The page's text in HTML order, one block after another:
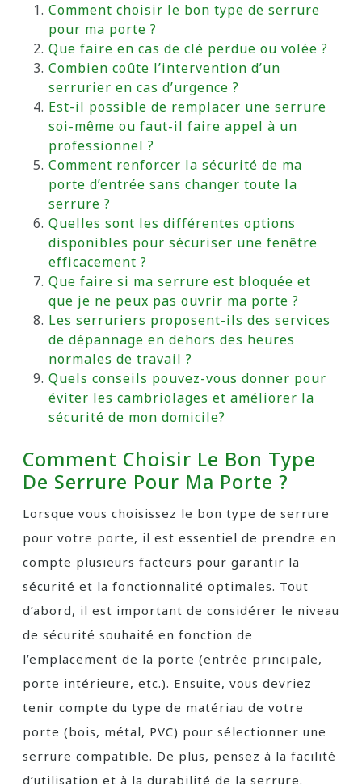
Comment choisir le bon type de serrure
pour ma porte ?
Que faire en cas de clé perdue ou volée ?
Combien coûte l’intervention d’un
serrurier en cas d’urgence ?
Est-il possible de remplacer une serrure
soi-même ou faut-il faire appel à un
professionnel ?
Comment renforcer la sécurité de ma
porte d’entrée sans changer toute la
serrure ?
Quelles sont les différentes options
disponibles pour sécuriser une fenêtre
efficacement ?
Que faire si ma serrure est bloquée et
que je ne peux pas ouvrir ma porte ?
Les serruriers proposent-ils des services
de dépannage en dehors des heures
normales de travail ?
Quels conseils pouvez-vous donner pour
éviter les cambriolages et améliorer la
sécurité de mon domicile?
Comment Choisir Le Bon Type
De Serrure Pour Ma Porte ?
Lorsque vous choisissez le bon type de serrure
pour votre porte, il est essentiel de prendre en
compte plusieurs facteurs pour garantir la
sécurité et la fonctionnalité optimales. Tout
d’abord, il est important de considérer le niveau
de sécurité souhaité en fonction de
l’emplacement de la porte (entrée principale,
porte intérieure, etc.). Ensuite, vous devriez
tenir compte du type de matériau de votre
porte (bois, métal, PVC) pour sélectionner une
serrure compatible. De plus, pensez à la facilité
d’utilisation et à la durabilité de la serrure.